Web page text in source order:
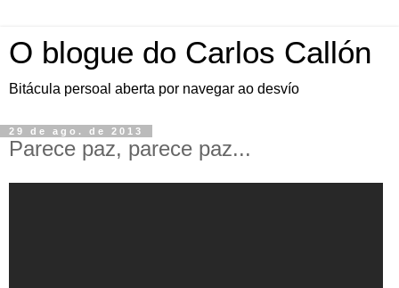
O blogue do Carlos Callón
Bitácula persoal aberta por navegar ao desvío
29 de ago. de 2013
Parece paz, parece paz...